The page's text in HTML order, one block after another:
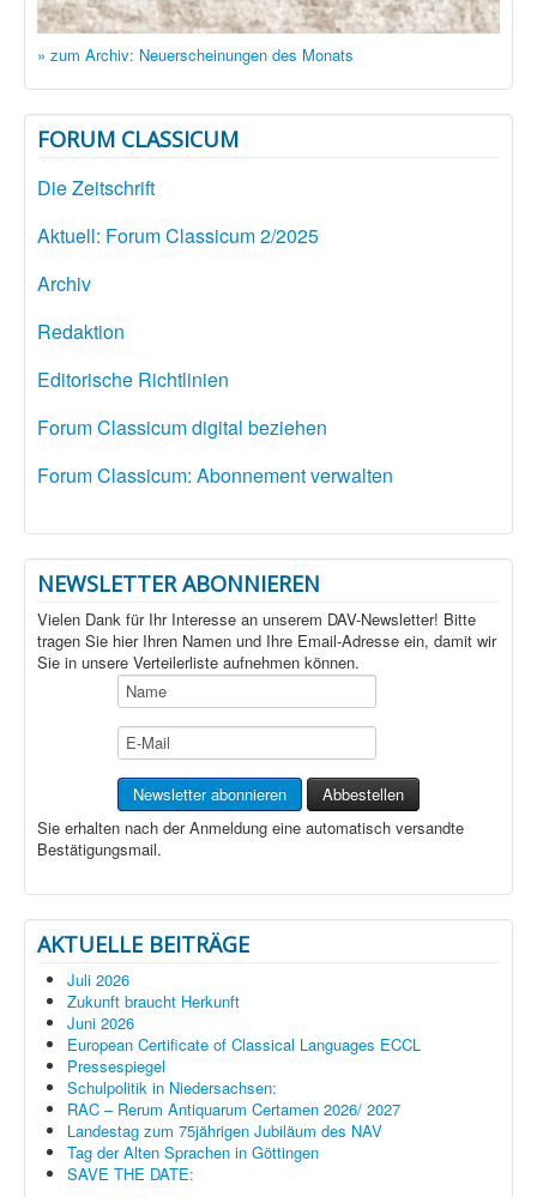
» zum Archiv: Neuerscheinungen des Monats
FORUM CLASSICUM
Die Zeitschrift
Aktuell: Forum Classicum 2/2025
Archiv
Redaktion
Editorische Richtlinien
Forum Classicum digital beziehen
Forum Classicum: Abonnement verwalten
NEWSLETTER ABONNIEREN
Vielen Dank für Ihr Interesse an unserem DAV-Newsletter! Bitte
tragen Sie hier Ihren Namen und Ihre Email-Adresse ein, damit wir
Sie in unsere Verteilerliste aufnehmen können.
Sie erhalten nach der Anmeldung eine automatisch versandte
Bestätigungsmail.
AKTUELLE BEITRÄGE
Juli 2026
Zukunft braucht Herkunft
Juni 2026
European Certificate of Classical Languages ECCL
Pressespiegel
Schulpolitik in Niedersachsen:
RAC – Rerum Antiquarum Certamen 2026/ 2027
Landestag zum 75jährigen Jubiläum des NAV
Tag der Alten Sprachen in Göttingen
SAVE THE DATE: